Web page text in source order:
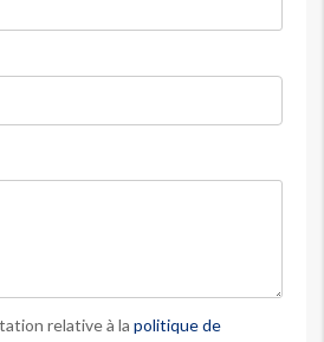
relative à la politique de